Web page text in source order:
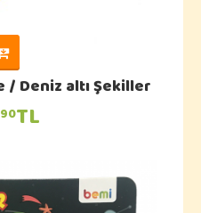
/ Deniz altı Şekiller
90TL